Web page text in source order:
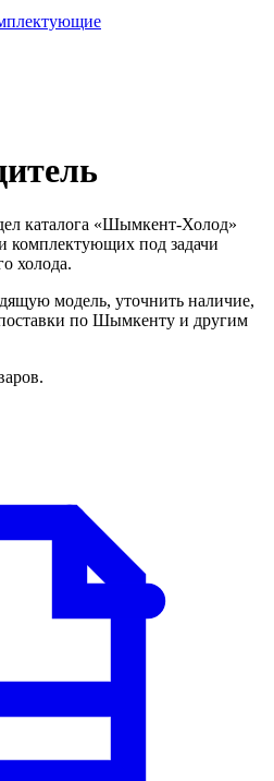
каталога «Шымкент-Холод»
комплектующих под задачи
холода.
модель, уточнить наличие,
по Шымкенту и другим